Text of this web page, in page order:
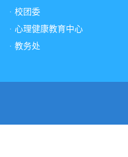
· 校团委
· 心理健康教育中心
· 教务处